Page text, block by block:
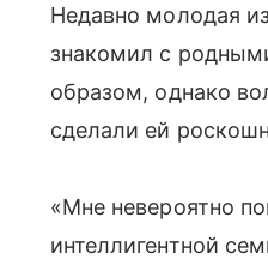
Недавно молодая
знакомил с
образом, однако
сделали ей
«Мне невероятно
интеллигентной